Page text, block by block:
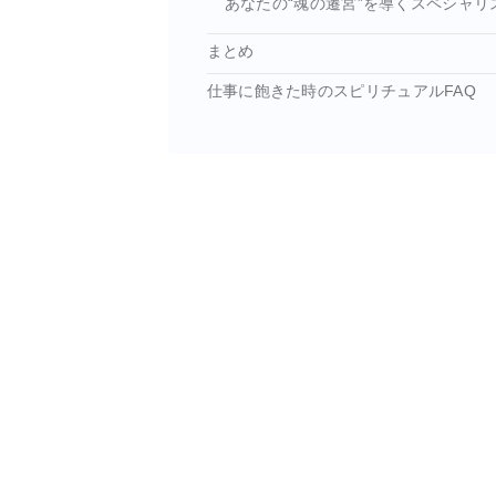
あなたの“魂の遷宮”を導くスペシャリ
まとめ
仕事に飽きた時のスピリチュアルFAQ